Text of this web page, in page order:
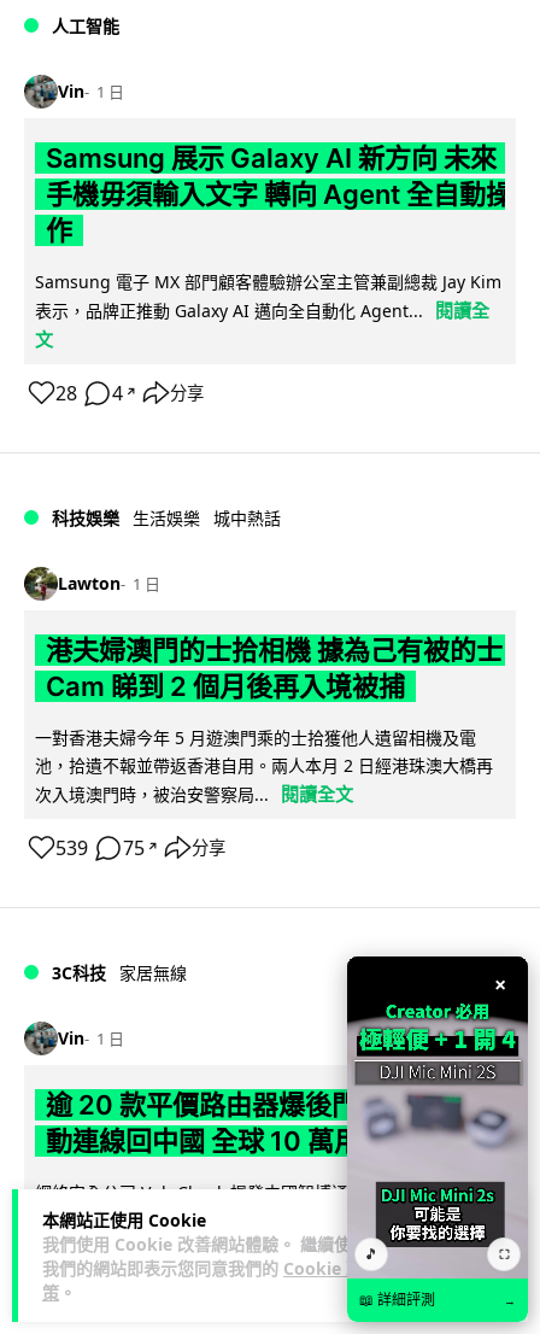
本網站正使用 Cookie
我們使用 Cookie 改善網站體驗。 繼續使用
我們的網站即表示您同意我們的 Cookie 政
策 。
人工智能
Vin 1 日
Samsung 展示 Galaxy AI 新方向 未來
手機毋須輸入文字 轉向 Agent 全自動操
作
Samsung 電子 MX 部門顧客體驗辦公室主管兼副總裁 Jay Kim
表示，品牌正推動 Galaxy AI 邁向全自動化 Agent...
閱讀全
文
28 4 ↗ 分享
科技娛樂 生活娛樂 城中熱話
Lawton 1 日
港夫婦澳門的士拾相機 據為己有被的士
Cam 睇到 2 個月後再入境被捕
一對香港夫婦今年 5 月遊澳門乘的士拾獲他人遺留相機及電
池，拾遺不報並帶返香港自用。兩人本月 2 日經港珠澳大橋再
次入境澳門時，被治安警察局...
閱讀全文
539 75 ↗ 分享
3C科技 家居無線
Vin 1 日
逾 20 款平價路由器爆後門 每 35 秒自
動連線回中國 全球 10 萬用家私隱堪憂
網絡安全公司 VulnCheck 揭發中國智博通電子（Zbtlink）生產
的 20 多款路由器內置後門程式「Endlessdoors」（無盡... 閱
讀全文
969
×
🎵 ⛶
📖 詳細評測 →